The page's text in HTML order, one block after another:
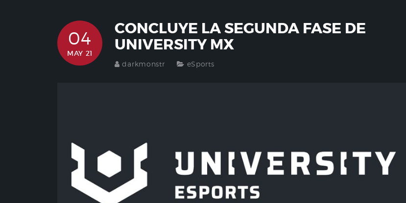
04
MAY 21
CONCLUYE LA SEGUNDA FASE DE
UNIVERSITY MX
darkmonstr eSports